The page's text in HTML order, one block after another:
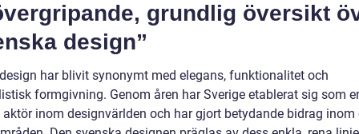
grundlig översikt
design”
har blivit synonymt med elegans, funktionalitet och
formgivning. Genom åren har Sverige etablerat sig som
aktör inom designvärlden och har gjort betydande bidrag inom